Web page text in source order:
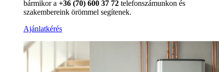
bármikor a +36 (70) 600 37 72 telefonszámunkon és
szakembereink örömmel segítenek.
Ajánlatkérés